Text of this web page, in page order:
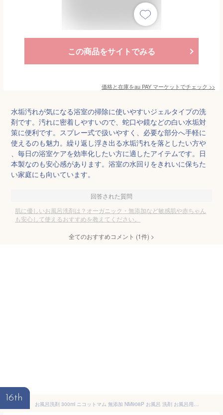
この商品をサイトでみる
価格と在庫をau PAY マーケットでチェック >>
水垢汚れが気になる浴室の掃除に使いやすいジェルタイプの洗
剤です。汚れに密着しやすいので、蛇口や鏡などの白い水垢対
策に便利です。スプレー式で扱いやすく、必要な部分へ手軽に
使えるのも魅力。繰り返し浮き出る水垢汚れを落としたい方や
、毎日の浴室ケアを効率化したい方に適したアイテムです。日
本製なのも安心感があります。浴室の水回りをきれいに保ちた
い家庭にも向いています。
回答された質問
肌に優しいお風呂洗剤は？オーガニック・無添加など敏感肌や赤ちゃん
も安心して使えるおすすめを教えてください。
全てのおすすめコメント (1件) >
16th
お風呂洗剤 300ml ニコットマム 無添加 NM908P お風呂 洗剤 お風呂用洗剤 バス用 お風呂掃除 石鹸カス 水あか 自然派 掃除 風呂 湯垢 水垢 風呂洗剤 汚れ 落とす 水アカ 石けんカス ヌメリ 浴室 浴槽 壁 蛇口 湯あか おしゃれ